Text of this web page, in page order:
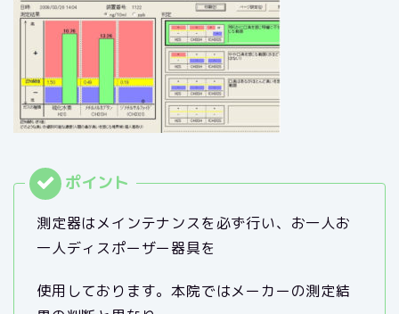
測定器はメインテナンスを必ず行い、お一人お
一人ディスポーザー器具を
使用しております。本院ではメーカーの測定結